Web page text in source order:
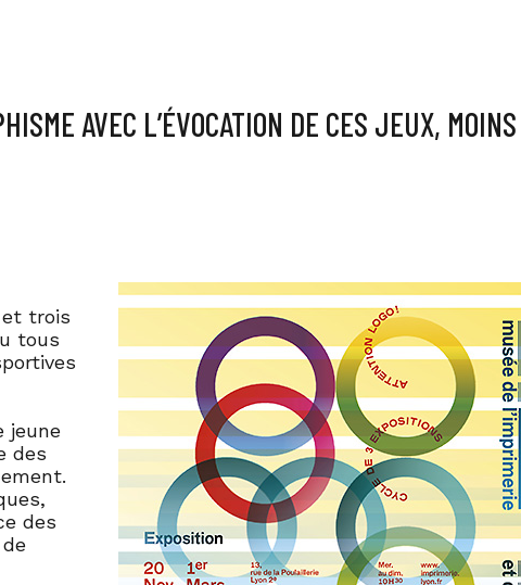
AVEC L’ÉVOCATION DE CES JEUX,
trois
tous
jeune
des
des